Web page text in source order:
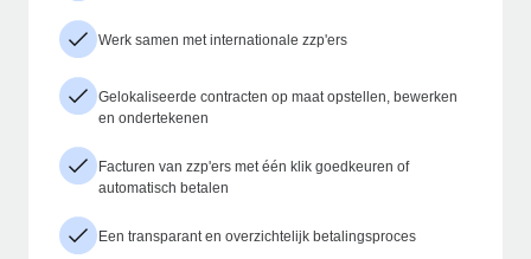
Werk samen met internationale zzp'ers
Gelokaliseerde contracten op maat opstellen, bewerken
en ondertekenen
Facturen van zzp'ers met één klik goedkeuren of
automatisch betalen
Een transparant en overzichtelijk betalingsproces